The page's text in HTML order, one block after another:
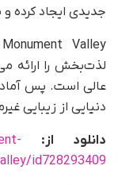
جدیدی ایجاد کرده
لذت‌بخش را ارائه
عالی است. پس
دنیایی از زیبایی
دانلود از:
id728293409